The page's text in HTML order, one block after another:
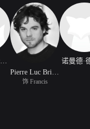
Sébastien Bergeron Carranza
饰 Francis
诺曼德·